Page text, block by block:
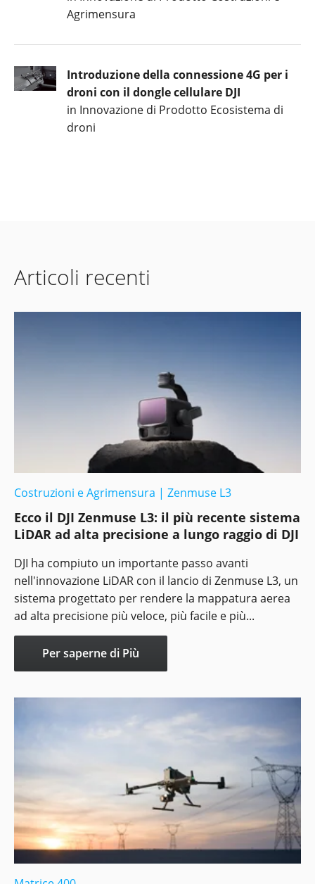
Agrimensura
Introduzione della connessione 4G per i
droni con il dongle cellulare DJI
in Innovazione di Prodotto Ecosistema di
droni
Articoli recenti
Costruzioni e Agrimensura | Zenmuse L3
Ecco il DJI Zenmuse L3: il più recente sistema
LiDAR ad alta precisione a lungo raggio di DJI
DJI ha compiuto un importante passo avanti
nell'innovazione LiDAR con il lancio di Zenmuse L3, un
sistema progettato per rendere la mappatura aerea
ad alta precisione più veloce, più facile e più...
Per saperne di Più